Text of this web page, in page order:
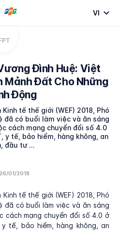
VI
Đình Huệ: Việt
Mảnh Đất Cho Những
Động
tế thế giới (WEF) 2018, Phó
đã có buổi làm việc và ăn sáng
cách mạng chuyển đổi số 4.0
y tế, bảo hiểm, hàng không, an
đầu tư …
26/01/2018
tế thế giới (WEF) 2018, Phó
đã có buổi làm việc và ăn sáng
cách mạng chuyển đổi số 4.0 ở
tế, bảo hiểm, hàng không, an